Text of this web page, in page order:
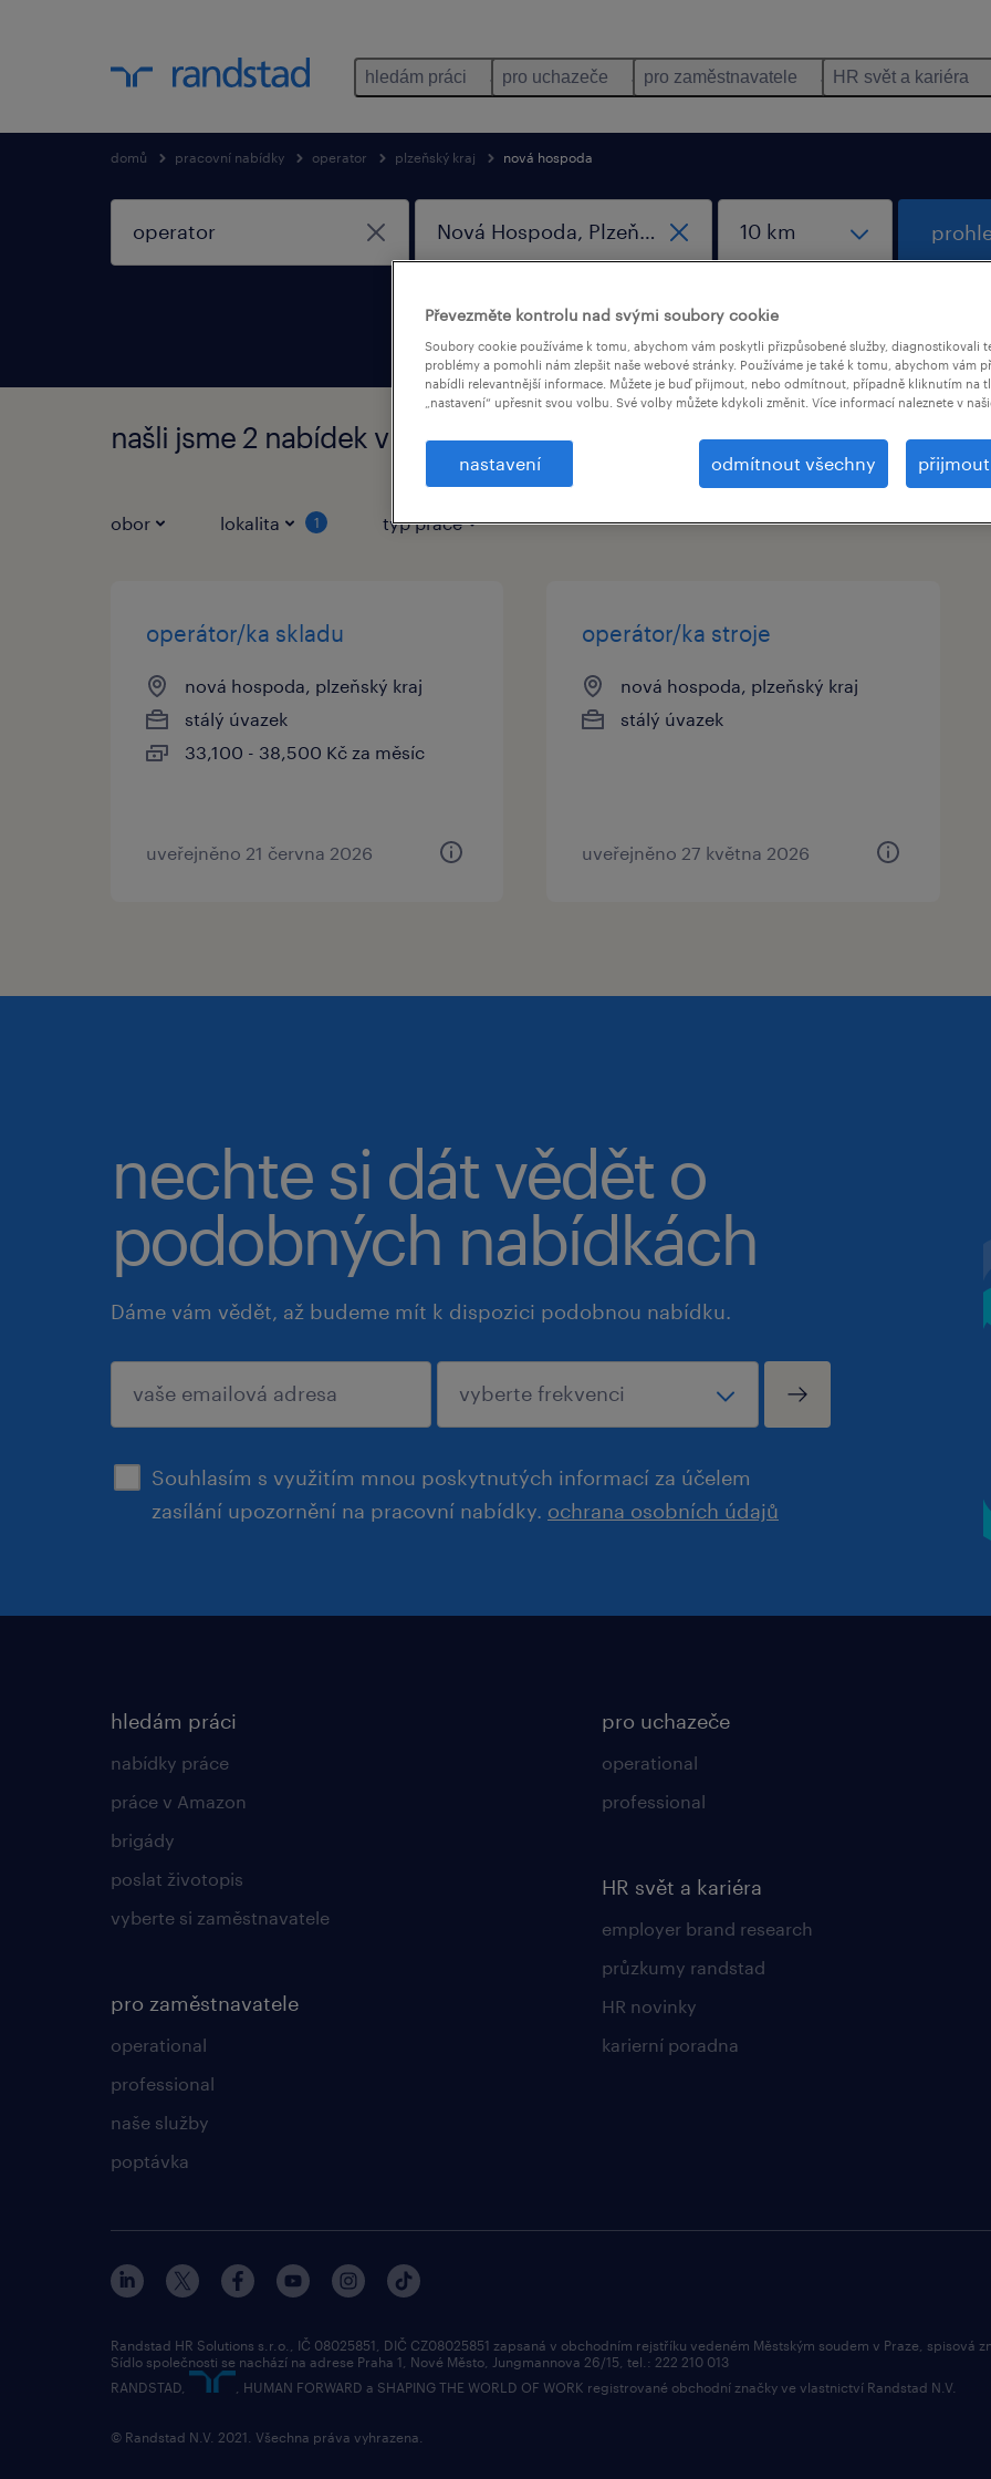
hledám práci pro uchazeče pro zaměstnavatele HR svět a kariéra
domů pracovní nabídky operator plzeňský kraj nová hospoda
našli jsme 2 nabídek v Operator v Nová Hospoda, Plzeňský kraj
obor lokalita 1 typ práce
operátor/ka skladu
nová hospoda, plzeňský kraj
stálý úvazek
33,100 - 38,500 Kč za měsíc
uveřejněno 21 června 2026
operátor/ka stroje
nová hospoda, plzeňský kraj
stálý úvazek
uveřejněno 27 května 2026
nechte si dát vědět o
podobných nabídkách
Dáme vám vědět, až budeme mít k dispozici podobnou nabídku.
Souhlasím s využitím mnou poskytnutých informací za účelem
zasílání upozornění na pracovní nabídky. ochrana osobních údajů
potvrdit
hledám práci
nabídky práce
práce v Amazon
brigády
poslat životopis
vyberte si zaměstnavatele
pro zaměstnavatele
operational
professional
naše služby
poptávka
pro uchazeče
operational
professional
HR svět a kariéra
employer brand research
průzkumy randstad
HR novinky
karierní poradna
Randstad HR Solutions s.r.o., IČ 08025851, DIČ CZ08025851 zapsaná v obchodním rejstříku vedeném Městským soudem v Praze, spisová
Sídlo společnosti se nachází na adrese Praha 1, Nové Město, Jungmannova 26/15, tel.: 222 210 013
RANDSTAD,
, HUMAN FORWARD a SHAPING THE WORLD OF WORK registrované obchodní značky ve vlastnictví Randstad N.V.
© Randstad N.V. 2021. Všechna práva vyhrazena.
Převezměte kontrolu nad svými soubory cookie
Soubory cookie používáme k tomu, abychom vám poskytli přizpůsobené služby, diagnostikovali
problémy a pomohli nám zlepšit naše webové stránky. Používáme je také k tomu, abychom vám
nabídli relevantnější informace. Můžete je buď přijmout, nebo odmítnout, případně kliknutím na
„nastavení“ upřesnit svou volbu. Své volby můžete kdykoli změnit. Více informací naleznete v
nastavení odmítnout všechny